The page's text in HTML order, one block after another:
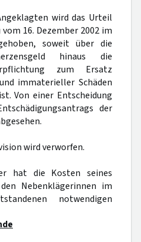
wird das Urteil
16. Dezember 2002 im
soweit über die
hinaus die
zum Ersatz
immaterieller Schäden
Von einer Entscheidung
der
wird verworfen.
hat die Kosten seines
Nebenklägerinnen im
notwendigen